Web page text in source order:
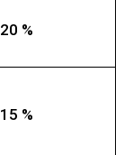
20 %
15 %